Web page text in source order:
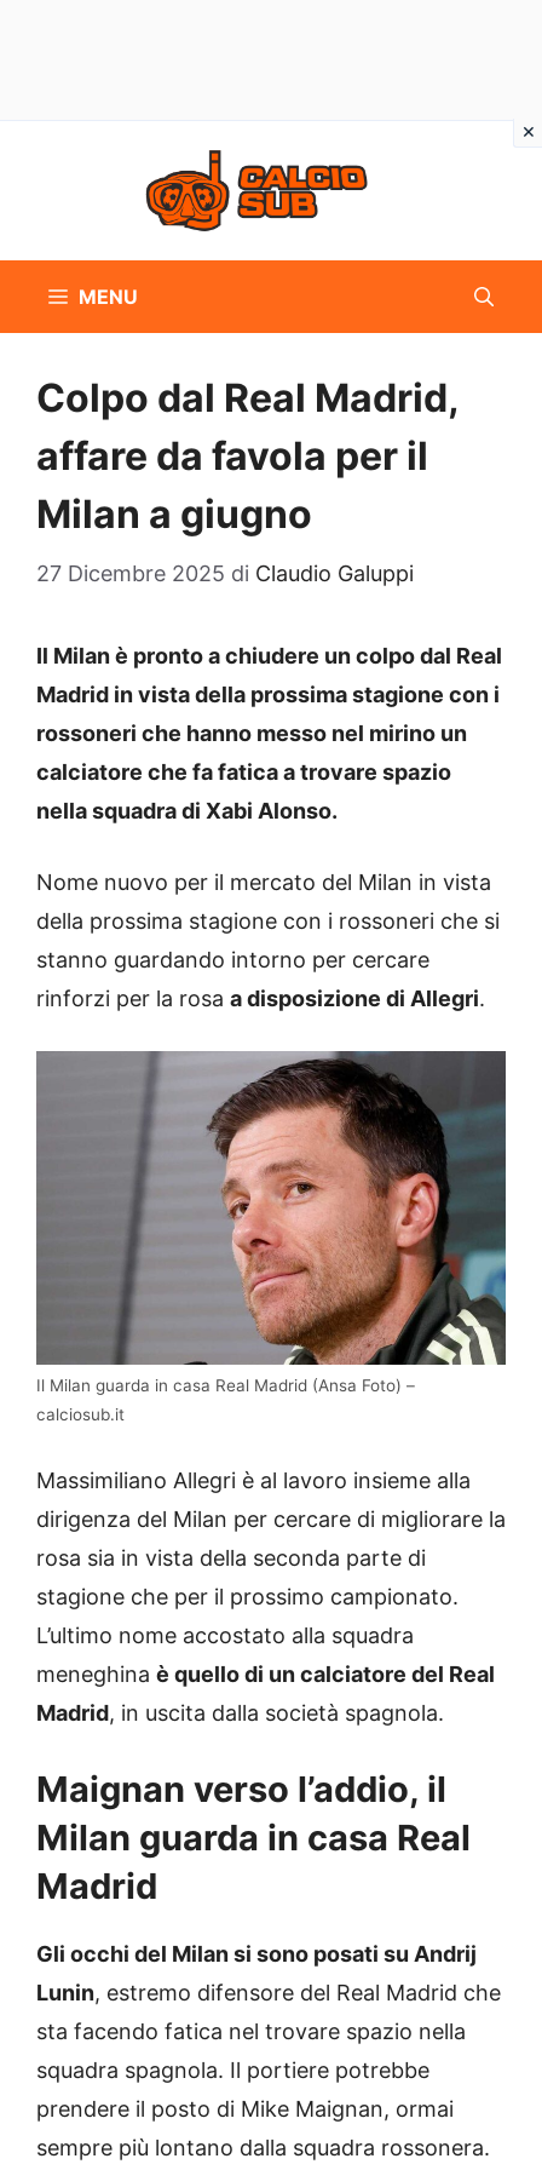
MENU
Colpo dal Real Madrid,
affare da favola per il
Milan a giugno
27 Dicembre 2025 di Claudio Galuppi
Il Milan è pronto a chiudere un colpo dal Real
Madrid in vista della prossima stagione con i
rossoneri che hanno messo nel mirino un
calciatore che fa fatica a trovare spazio
nella squadra di Xabi Alonso.
Nome nuovo per il mercato del Milan in vista
della prossima stagione con i rossoneri che si
stanno guardando intorno per cercare
rinforzi per la rosa a disposizione di Allegri.
Il Milan guarda in casa Real Madrid (Ansa Foto) –
calciosub.it
Massimiliano Allegri è al lavoro insieme alla
dirigenza del Milan per cercare di migliorare la
rosa sia in vista della seconda parte di
stagione che per il prossimo campionato.
L’ultimo nome accostato alla squadra
meneghina è quello di un calciatore del Real
Madrid, in uscita dalla società spagnola.
Maignan verso l’addio, il
Milan guarda in casa Real
Madrid
Gli occhi del Milan si sono posati su Andrij
Lunin, estremo difensore del Real Madrid che
sta facendo fatica nel trovare spazio nella
squadra spagnola. Il portiere potrebbe
prendere il posto di Mike Maignan, ormai
sempre più lontano dalla squadra rossonera.